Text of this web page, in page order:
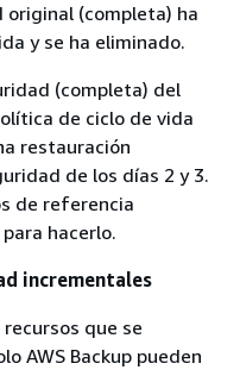
original (completa) ha
y se ha eliminado.
(completa) del
de ciclo de vida
restauración
de los días 2 y 3.
de referencia
hacerlo.
incrementales
que se
AWS Backup pueden